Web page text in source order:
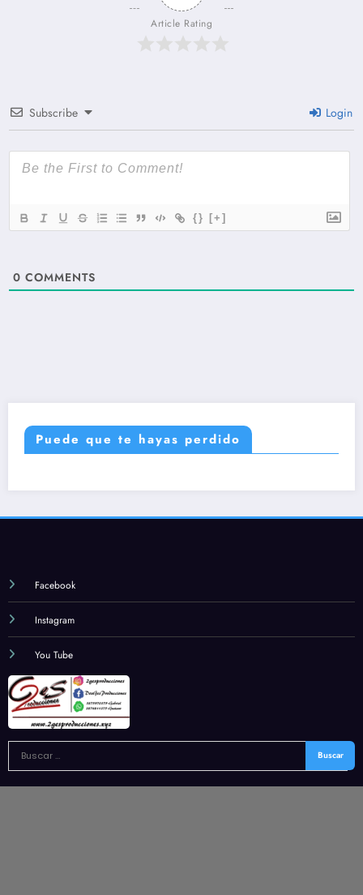
Article Rating
Subscribe Login
{} [+]
0 COMMENTS
Puede que te hayas perdido
Facebook
Instagram
You Tube